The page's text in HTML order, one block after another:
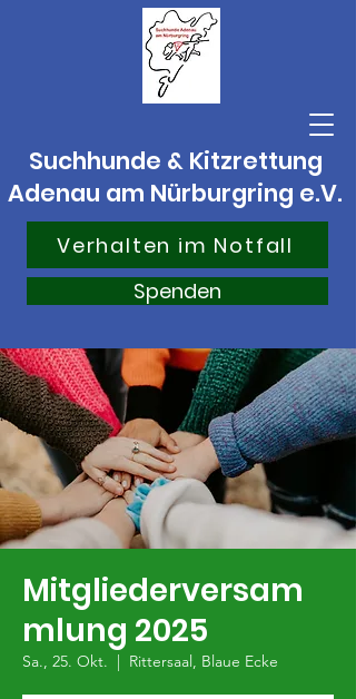
Suchhunde & Kitzrettung
Adenau am Nürburgring e.V.
Verhalten im Notfall
Spenden
Mitgliederversam
mlung 2025
Sa., 25. Okt.
  |
Rittersaal, Blaue Ecke